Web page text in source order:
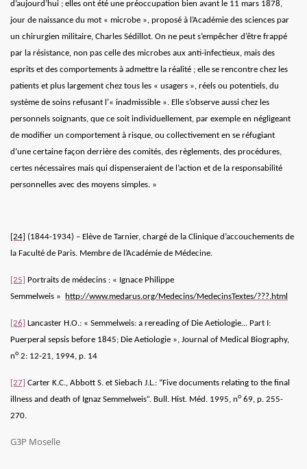
d’aujourd’hui ; elles ont été une préoccupation bien avant le 11 mars 1878,
jour de naissance du mot « microbe », proposé à l’Académie des sciences par
un chirurgien militaire, Charles Sédillot. On ne peut s’empêcher d’être frappé
par la résistance, non pas celle des microbes aux anti-infectieux, mais des
esprits et des comportements à admettre la réalité ; elle se rencontre chez les
patients et plus largement chez tous les « usagers », réels ou potentiels, du
système de soins refusant l’« inadmissible ». Elle s’observe aussi chez les
personnels soignants, que ce soit individuellement, par exemple en négligeant
de modifier un comportement à risque, ou collectivement en se réfugiant
d’une certaine façon derrière des comités, des règlements, des procédures,
certes nécessaires mais qui dispenseraient de l’action et de la responsabilité
personnelles avec des moyens simples. »
[24]
(1844-1934) – Elève de Tarnier, chargé de la Clinique d’accouchements de
la Faculté de Paris. Membre de l’Académie de Médecine.
[25]
Portraits de médecins : « Ignace Philippe
Semmelweis »
http://www.medarus.org/Medecins/MedecinsTextes/???.html
[26] Lancaster H.O.: « Semmelweis: a rereading of Die Aetiologie... Part I:
Puerperal sepsis before 1845; Die Aetiologie », Journal of Medical Biography,
no 2: 12-21,‎ 1994, p. 14
[27] Carter K.C., Abbott S. et Siebach J.L.: “Five documents relating to the final
illness and death of Ignaz Semmelweis”. Bull. Hist. Méd. 1995, no 69, p. 255-
270.
G3P Moselle